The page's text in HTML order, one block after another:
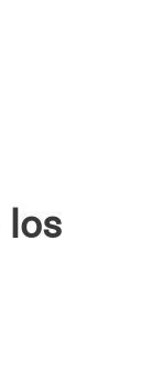
los